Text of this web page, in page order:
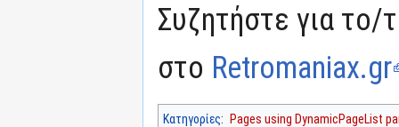
Συζητήστε για το/
στο Retromaniax.gr
Κατηγορίες: Pages using DynamicPageList